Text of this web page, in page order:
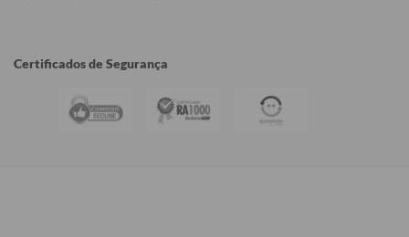
Certificados de Segurança